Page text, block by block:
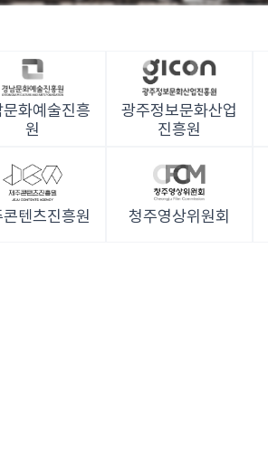
문화예술진흥
원
광주정보문화산업
진흥원
텐츠진흥원 청주영상위원회